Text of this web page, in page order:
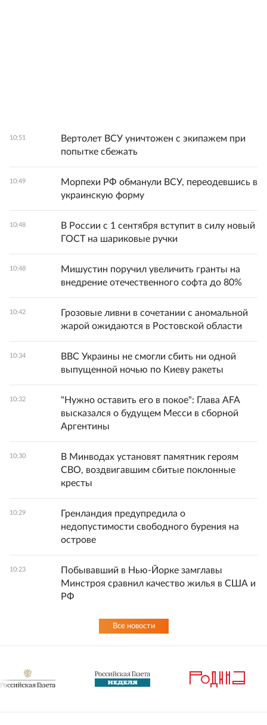
10:51
Вертолет ВСУ уничтожен с экипажем при
попытке сбежать
10:49
Морпехи РФ обманули ВСУ, переодевшись в
украинскую форму
10:48
В России с 1 сентября вступит в силу новый
ГОСТ на шариковые ручки
10:48
Мишустин поручил увеличить гранты на
внедрение отечественного софта до 80%
10:42
Грозовые ливни в сочетании с аномальной
жарой ожидаются в Ростовской области
10:34
ВВС Украины не смогли сбить ни одной
выпущенной ночью по Киеву ракеты
10:32
"Нужно оставить его в покое": Глава AFA
высказался о будущем Месси в сборной
Аргентины
10:30
В Минводах установят памятник героям
СВО, воздвигавшим сбитые поклонные
кресты
10:29
Гренландия предупредила о
недопустимости свободного бурения на
острове
10:23
Побывавший в Нью-Йорке замглавы
Минстроя сравнил качество жилья в США и
РФ
Все новости